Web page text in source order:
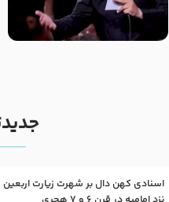
شور ، حسینا! به‌ حق زهرا «أُنْظُرْ
إِلَینا» – عزاداری شب هفتم ماه
اسنادی کهن دال بر شهرت زیارت اربعین